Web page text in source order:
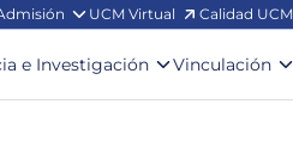
UCM Virtual Calidad UCM
e Investigación Vinculación